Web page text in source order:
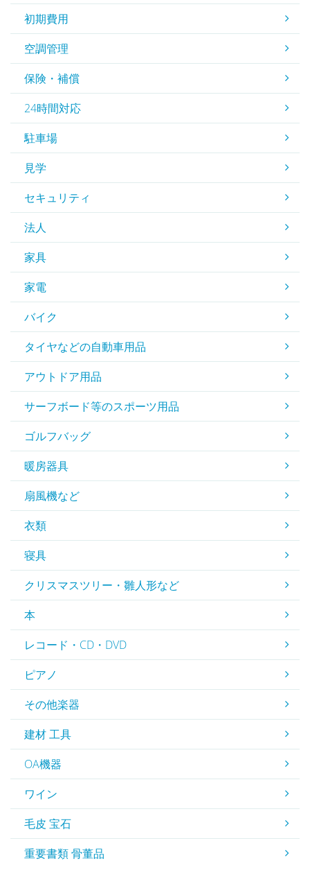
初期費用
空調管理
保険・補償
24時間対応
駐車場
見学
セキュリティ
法人
家具
家電
バイク
タイヤなどの自動車用品
アウトドア用品
サーフボード等のスポーツ用品
ゴルフバッグ
暖房器具
扇風機など
衣類
寝具
クリスマスツリー・雛人形など
本
レコード・CD・DVD
ピアノ
その他楽器
建材 工具
OA機器
ワイン
毛皮 宝石
重要書類 骨董品